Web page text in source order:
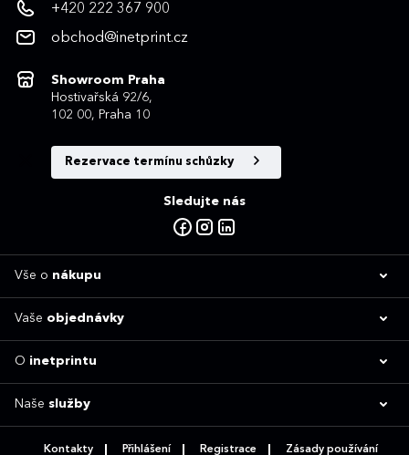
+420 222 367 900
obchod@inetprint.cz
Showroom Praha
Hostivařská 92/6,
102 00, Praha 10
Rezervace termínu schůzky
Sledujte nás
Vše o nákupu
Vaše objednávky
O inetprintu
Naše služby
Kontakty Přihlášení Registrace Zásady používání